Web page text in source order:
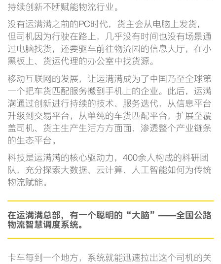
持续创新不断赋能物流行业。
没有运满满之前的PC时代，货主会从电脑上发货，
但司机因为行驶在路上，几乎没有时间也没有场景通
过电脑找货，还要驱车前往物流园的信息大厅，在小
黑板上、货运代理的办公室中找货源。
移动互联网的发展，让运满满成为了中国乃至全球第
一个把车货匹配服务搬到手机上的企业。此后，运满
满通过创新进行持续的技术、服务迭代，从信息平台
升级到交易平台，从单纯的车货匹配平台，扩展至覆
盖司机、货主生产生活方方面面、渗透整个产业链条
的生态平台。
科技是运满满的核心驱动力，400余人构成的科研团
队，充分探索大数据、云计算、人工智能如何为传统
物流赋能。
在运满满总部，有一个聪明的“大脑”——全国公路
物流智慧调度系统。
卡车每到一个地方，系统就能迅速拉出这个司机的关